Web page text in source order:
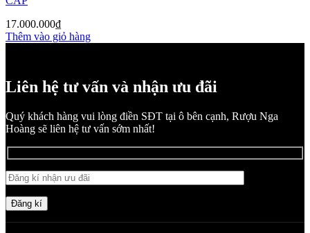
17.000.000₫
Thêm vào giỏ hàng
Liên hệ tư vấn và nhận ưu đãi
Quý khách hàng vui lòng điền SĐT tại ô bên cạnh, Rượu Nga
Hoàng sẽ liên hệ tư vấn sớm nhất!
Đăng kí